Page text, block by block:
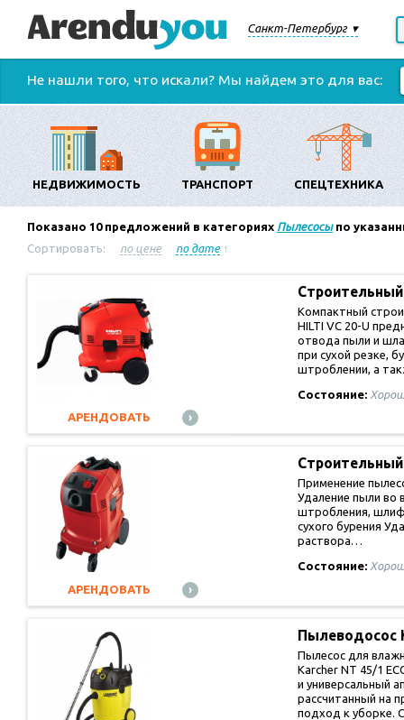
Санкт-Петербург
Не нашли того, что искали? Мы найдем это для вас:
НЕДВИЖИМОСТЬ ТРАНСПОРТ СПЕЦТЕХНИКА
Показано 10предложений в категориях Пылесосыпо
Сортировать:
по цене по дате↑
Компактный
HILTI VC 20-U
отвода пыли и
при сухой резке,
штроблении, а
Состояние:
АРЕНДОВАТЬ
Применение
Удаление пыли во
штробления,
сухого бурения
раствора…
Состояние:
АРЕНДОВАТЬ
Пылеводосос
Пылесос для
Karcher NT 45/1
и универсальный
рассчитанный на
подход к уборке.